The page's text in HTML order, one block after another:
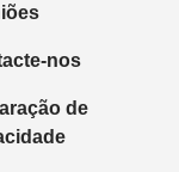
nos
de